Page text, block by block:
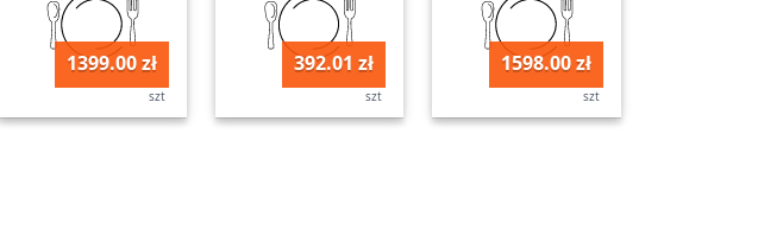
1399.00 zł
szt
392.01 zł
szt
1598.00 zł
szt